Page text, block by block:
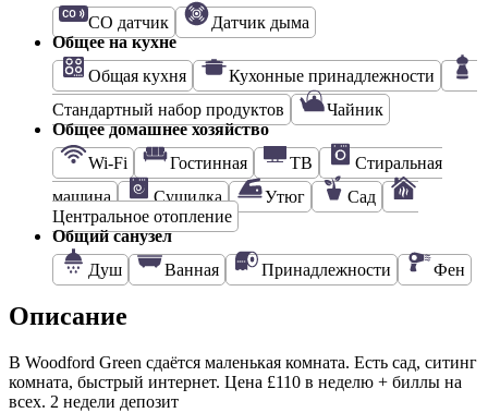
CO датчик
Датчик дыма
Общее на кухне
Общая кухня
Кухонные принадлежности
Стандартный набор продуктов
Чайник
Общее домашнее хозяйство
Wi-Fi
Гостинная ТВ
Стиральная
машина
Сушилка Утюг
Сад
Центральное отопление
Общий санузел
Душ
Ванная Принадлежности Фен
Описание
В Woodford Green сдаётся маленькая комната. Есть сад, ситинг
комната, быстрый интернет. Цена £110 в неделю + биллы на
всех. 2 недели депозит